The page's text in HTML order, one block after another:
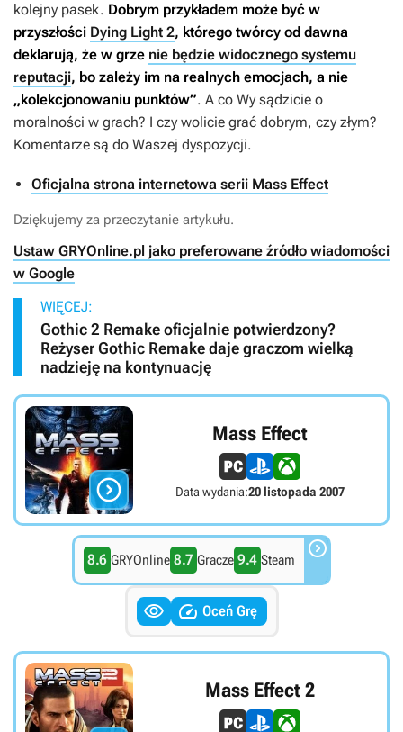
kolejny pasek. Dobrym przykładem może być w
przyszłości Dying Light 2, którego twórcy od dawna
deklarują, że w grze nie będzie widocznego systemu
reputacji, bo zależy im na realnych emocjach, a nie
„kolekcjonowaniu punktów”. A co Wy sądzicie o
moralności w grach? I czy wolicie grać dobrym, czy złym?
Komentarze są do Waszej dyspozycji.
Oficjalna strona internetowa serii Mass Effect
Dziękujemy za przeczytanie artykułu.
Ustaw GRYOnline.pl jako preferowane źródło wiadomości
w Google
WIĘCEJ:
Gothic 2 Remake oficjalnie potwierdzony?
Reżyser Gothic Remake daje graczom wielką
nadzieję na kontynuację

Mass Effect
Data wydania:20 listopada 2007
8.6 GRYOnline 8.7 Gracze 9.4 Steam 
  Oceń Grę
Mass Effect 2